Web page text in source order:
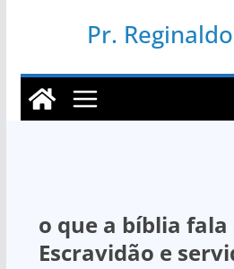
Pr.
o que a bíblia fala
Escravidão e